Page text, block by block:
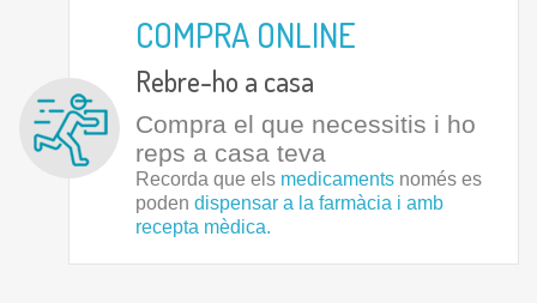
COMPRA ONLINE
Rebre-ho a casa
Compra el que necessitis i ho
reps a casa teva
Recorda que els medicaments només es
poden dispensar a la farmàcia i amb
recepta mèdica.